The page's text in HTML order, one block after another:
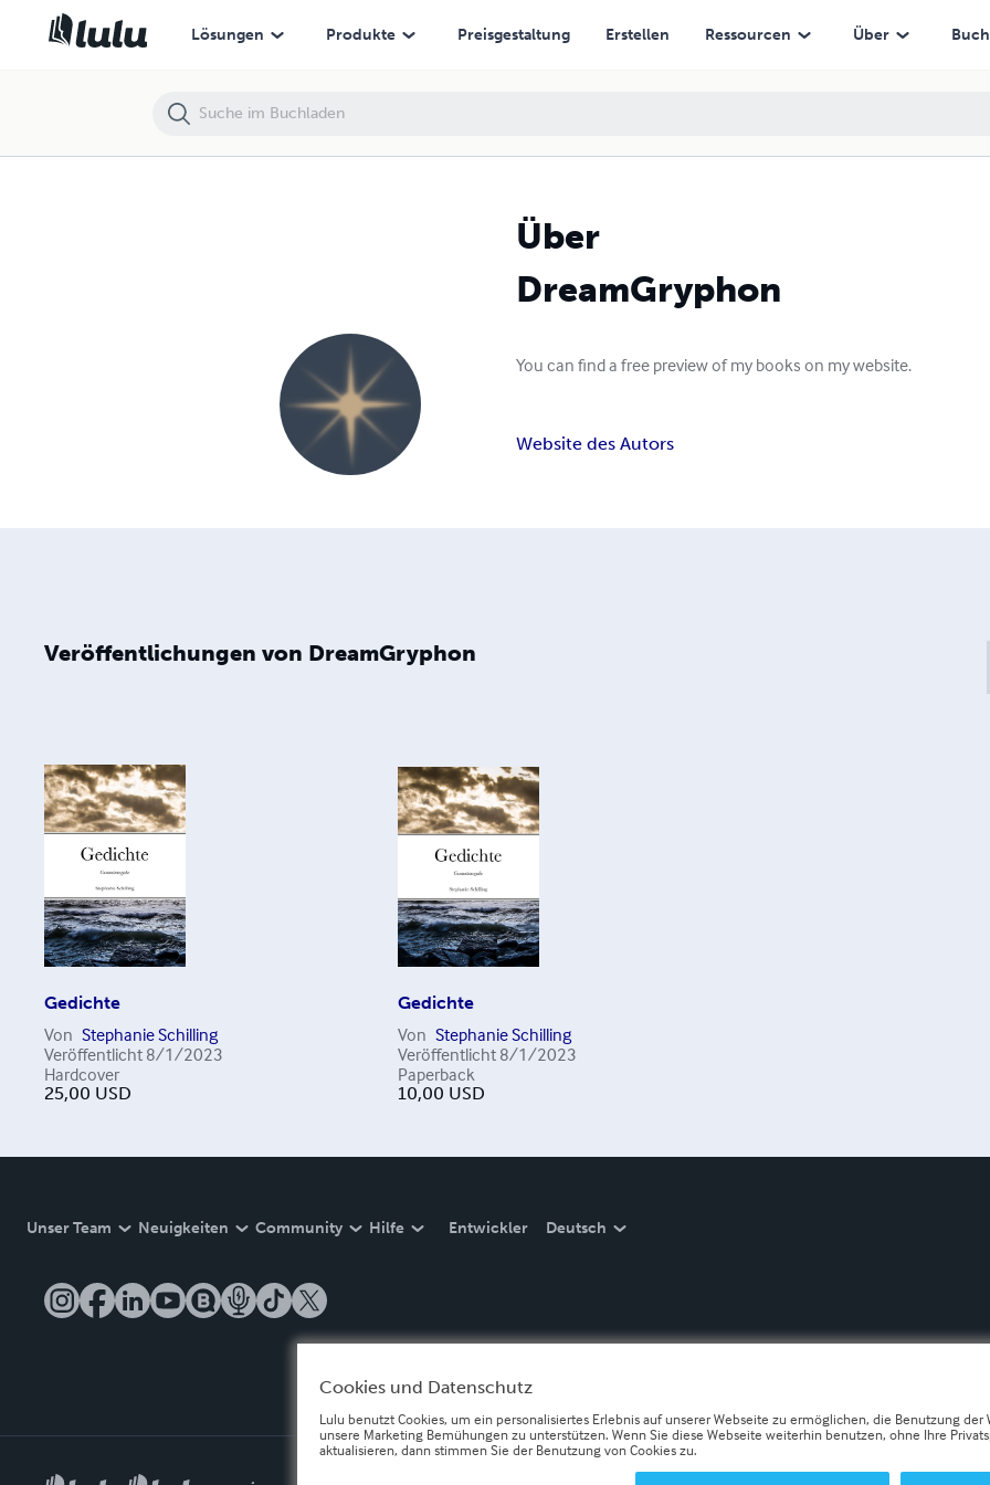
Lösungen Produkte Preisgestaltung Erstellen Ressourcen Über
Über
DreamGryphon
You can find a free preview of my books on my website.
Website des Autors
Veröffentlichungen von DreamGryphon
Gedichte
Von Stephanie Schilling
Veröffentlicht 8/1/2023
Hardcover
25,00 USD
Gedichte
Von Stephanie Schilling
Veröffentlicht 8/1/2023
Paperback
10,00 USD
Unser Team Neuigkeiten Community Hilfe Entwickler Deutsch
Cookies und Datenschutz
Lulu benutzt Cookies, um ein personalisiertes Erlebnis auf unserer Webseite zu ermöglichen, die Benutzung der
unsere Marketing Bemühungen zu unterstützen. Wenn Sie diese Webseite weiterhin benutzen, ohne Ihre
aktualisieren, dann stimmen Sie der Benutzung von Cookies zu.